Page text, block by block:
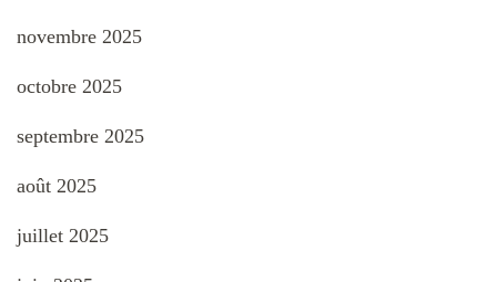
novembre 2025
octobre 2025
septembre 2025
août 2025
juillet 2025